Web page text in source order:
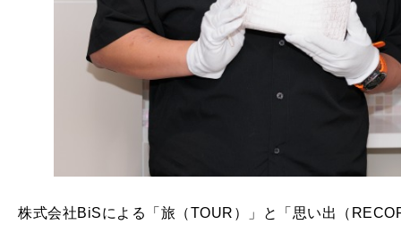
株式会社BiSによる「旅（TOUR）」と「思い出（